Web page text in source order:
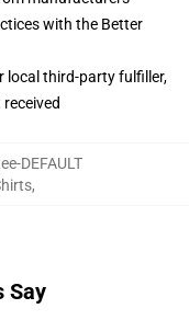
with the Better
local third-party fulfiller,
DEFAULT
,
Say